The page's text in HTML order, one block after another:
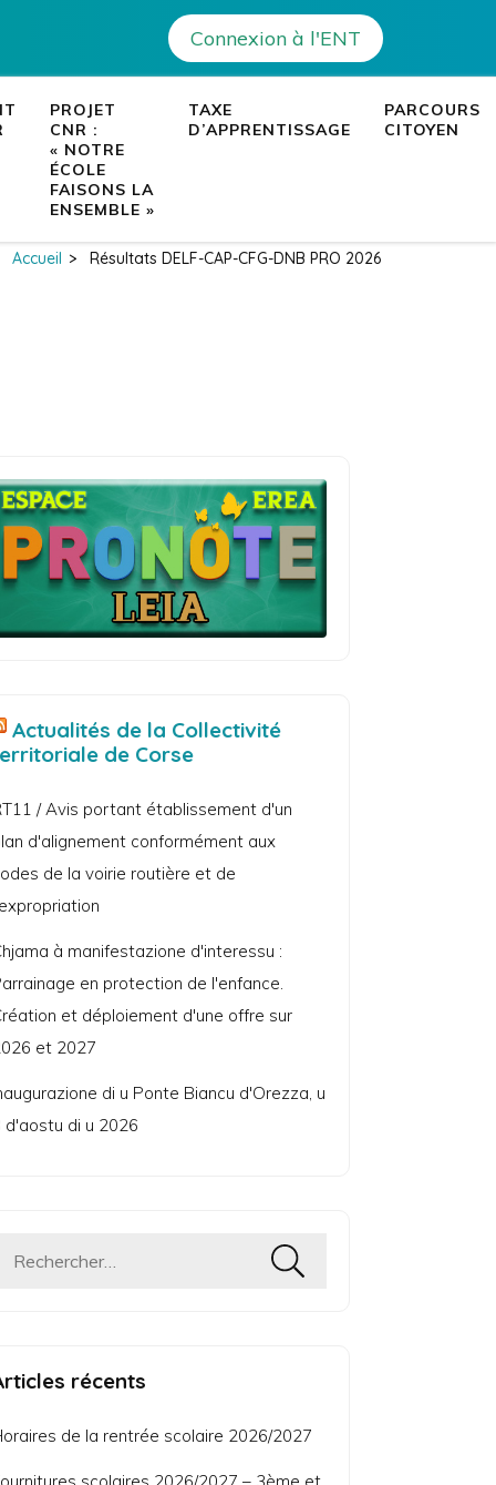
établissements de CorseConnexion à l'ENT
PROJET
CNR :
« NOTRE
ÉCOLE
FAISONS LA
ENSEMBLE »
TAXE
D’APPRENTISSAGE
PARCOURS
CITOYEN
Accueil > Résultats DELF-CAP-CFG-DNB PRO 2026
Actualités de la Collectivité
de Corse
/ Avis portant établissement d'un
d'alignement conformément aux
de la voirie routière et de
à manifestazione d'interessu :
en protection de l'enfance.
et déploiement d'une offre sur
et 2027
di u Ponte Biancu d'Orezza, u
d'aostu di u 2026
Rechercher :
récents
de la rentrée scolaire 2026/2027